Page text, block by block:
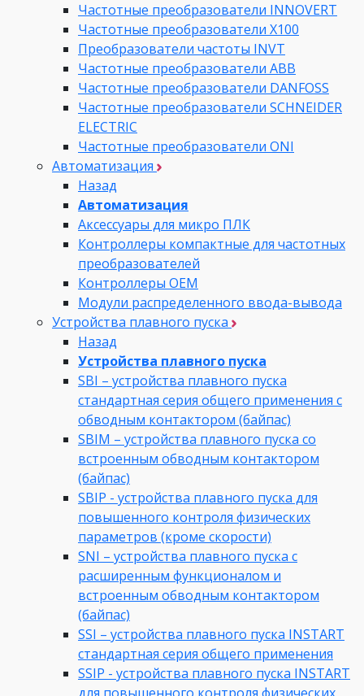
Частотные преобразователи INNOVERT
Частотные преобразователи Х100
Преобразователи частоты INVT
Частотные преобразователи ABB
Частотные преобразователи DANFOSS
Частотные преобразователи SCHNEIDER
ELECTRIC
Частотные преобразователи ONI
Автоматизация
Назад
Автоматизация
Аксессуары для микро ПЛК
Контроллеры компактные для частотных
преобразователей
Контроллеры ОЕМ
Модули распределенного ввода-вывода
Устройства плавного пуска
Назад
Устройства плавного пуска
SBI – устройства плавного пуска
стандартная серия общего применения с
обводным контактором (байпас)
SBIM – устройства плавного пуска со
встроенным обводным контактором
(байпас)
SBIP - устройства плавного пуска для
повышенного контроля физических
параметров (кроме скорости)
SNI – устройства плавного пуска с
расширенным функционалом и
встроенным обводным контактором
(байпас)
SSI – устройства плавного пуска INSTART
стандартная серия общего применения
SSIP - устройства плавного пуска INSTART